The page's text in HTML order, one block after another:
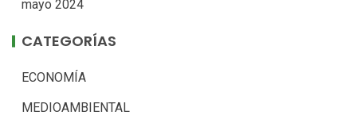
mayo 2024
CATEGORÍAS
ECONOMÍA
MEDIOAMBIENTAL